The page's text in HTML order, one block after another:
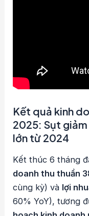
Kết quả kinh
2025: Sụt
lớn từ 2024
Kết thúc 6 tháng
doanh thu thuần
cùng kỳ) và lợi
60% YoY), tương